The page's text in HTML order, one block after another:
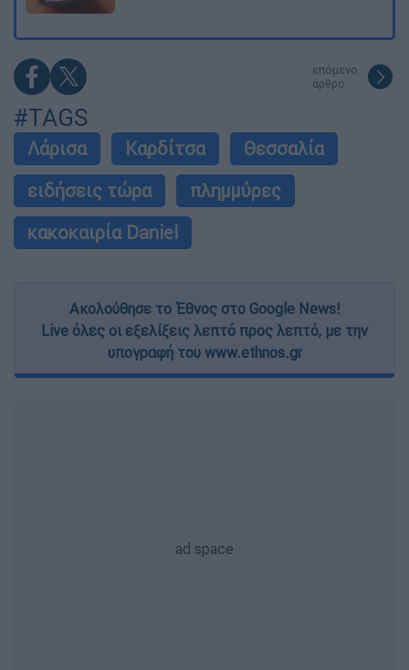
επόμενο
άρθρο
#TAGS
Λάρισα Καρδίτσα
Θεσσαλία
ειδήσεις τώρα
πλημμύρες
κακοκαιρία Daniel
Ακολούθησε το Έθνος στο Google News!
Live όλες οι εξελίξεις λεπτό προς λεπτό, με την
υπογραφή του www.ethnos.gr